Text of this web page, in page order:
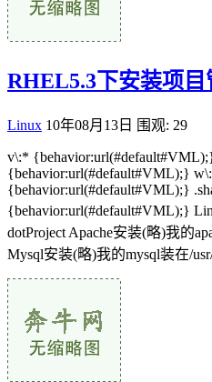
RHEL5.3下安装项
Linux 10年08月13日 围观: 29
v\:*
{behavior:url(#default#VML);}
{behavior:url(#default#VML);}
{behavior:url(#default#VML);}
dotProject Apache安装(略)我的
Mysql安装(略)我的mysql装在/